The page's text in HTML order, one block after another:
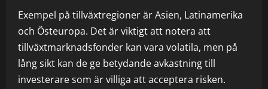
Exempel på tillväxtregioner är Asien, Latinamerika
och Östeuropa. Det är viktigt att notera att
tillväxtmarknadsfonder kan vara volatila, men på
lång sikt kan de ge betydande avkastning till
investerare som är villiga att acceptera risken.